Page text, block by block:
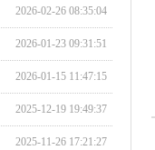
2026-02-26 08:35:04
2026-01-23 09:31:51
2026-01-15 11:47:15
2025-12-19 19:49:37
2025-11-26 17:21:27